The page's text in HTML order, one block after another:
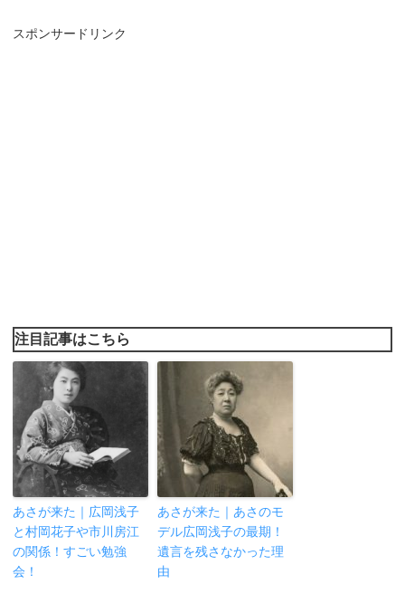
スポンサードリンク
注目記事はこちら
あさが来た｜広岡浅子
と村岡花子や市川房江
の関係！すごい勉強
会！
あさが来た｜あさのモ
デル広岡浅子の最期！
遺言を残さなかった理
由